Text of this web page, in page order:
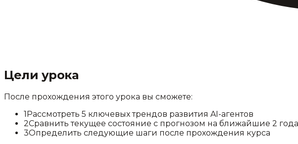
Цели урока
После прохождения этого урока вы сможете:
1 Рассмотреть 5 ключевых трендов развития AI-агентов
2Сравнить текущее состояние с прогнозом на ближайшие 2 года
3Определить следующие шаги после прохождения курса